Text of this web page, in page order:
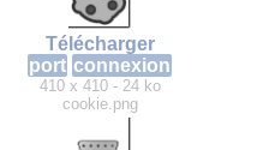
Télécharger
port connexion
410 x 410 - 24 ko
cookie.png